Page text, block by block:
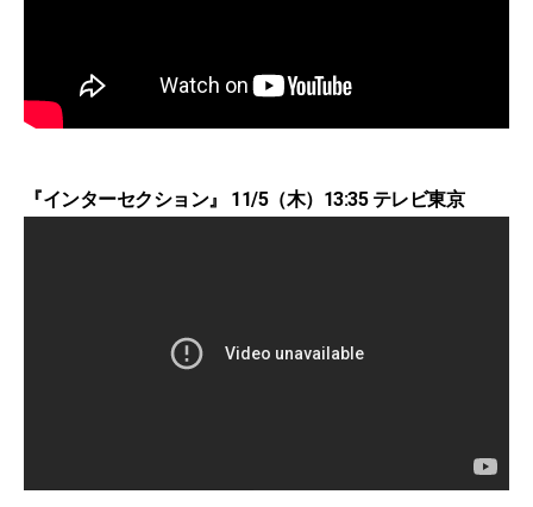
『インターセクション』 11/5（木）13:35 テレビ東京